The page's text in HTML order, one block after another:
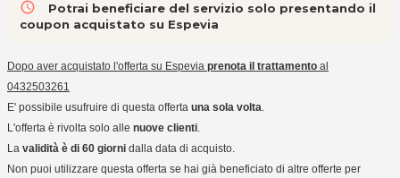
access_time
Potrai beneficiare del servizio solo presentando il
coupon acquistato su Espevia
Dopo aver acquistato l'offerta su Espevia prenota il trattamento al
0432503261
E' possibile usufruire di questa offerta una sola volta.
L'offerta è rivolta solo alle nuove clienti.
La validità è di 60 giorni dalla data di acquisto.
Non puoi utilizzare questa offerta se hai già beneficiato di altre offerte per